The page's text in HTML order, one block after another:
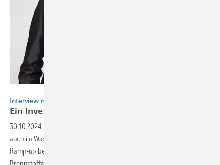
Interview mit Carmen und Gerd Junker, Grünes Geld GmbH
Ein Investmentfonds exklusiv für
30.10.2024 -
auch im Wasserstoffsektor ihre Spuren. Der seit langem erhoffte
Ramp-up bei der Fertigung von Elektrolyseuren oder